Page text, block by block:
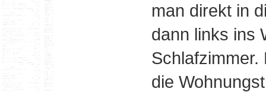
man direkt in
dann links ins
Schlafzimmer.
die